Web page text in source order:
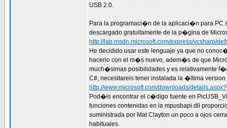
USB 2.0.
Para la programaci�n de la aplicaci�n para PC
descargado gratuitamente de la p�gina de
http://lab.msdn.microsoft.com/express/vcsharp/
He decidido usar este lenguaje ya que no
hacerlo con el m�s nuevo, adem�s de que
much�simas posibilidades y es relativamente
C#, necesitareis tener instalada la �ltima
http://www.microsoft.com/downloads/
Pod�is encontrar el c�digo fuente en
funciones contenidas en la mpusbapi.dll
suministrada por Mat Clayton un poco a ojos
habituales.